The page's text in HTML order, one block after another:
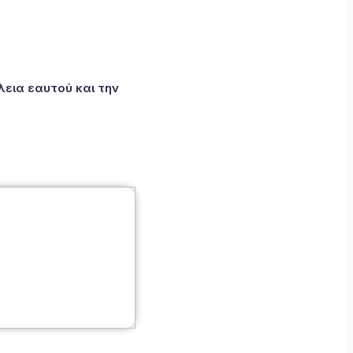
εαυτού και την